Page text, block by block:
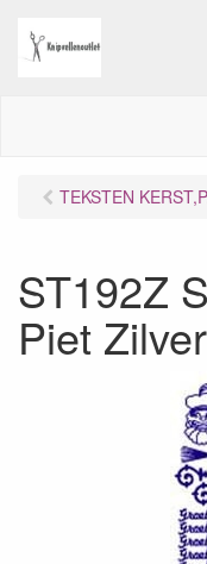
TEKSTEN
ST192Z
Piet Zilver